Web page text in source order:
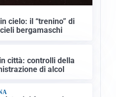
cielo: il “trenino” di
bergamaschi
città: controlli della
di alcol